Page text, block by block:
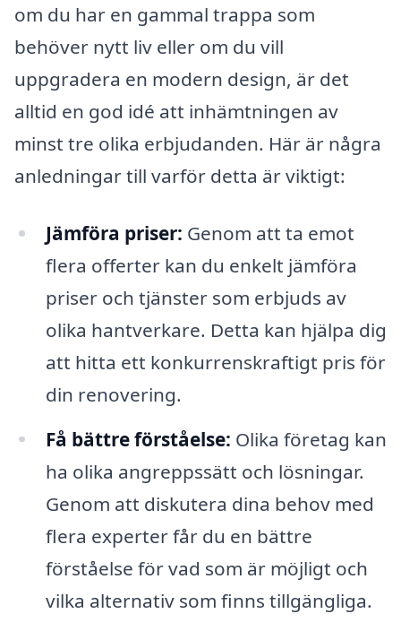
om du har en gammal trappa som
behöver nytt liv eller om du vill
uppgradera en modern design, är det
alltid en god idé att inhämtningen av
minst tre olika erbjudanden. Här är några
anledningar till varför detta är viktigt:
Jämföra priser: Genom att ta emot
flera offerter kan du enkelt jämföra
priser och tjänster som erbjuds av
olika hantverkare. Detta kan hjälpa dig
att hitta ett konkurrenskraftigt pris för
din renovering.
Få bättre förståelse: Olika företag kan
ha olika angreppssätt och lösningar.
Genom att diskutera dina behov med
flera experter får du en bättre
förståelse för vad som är möjligt och
vilka alternativ som finns tillgängliga.